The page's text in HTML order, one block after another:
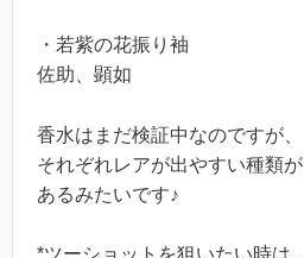
・若紫の花振り袖
佐助、顕如
香水はまだ検証中なのですが、
それぞれレアが出やすい種類が
あるみたいです♪